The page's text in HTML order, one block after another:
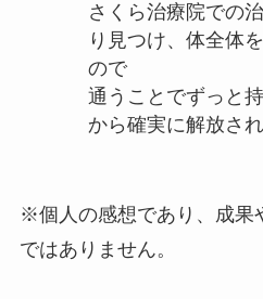
さくら治療院での
り見つけ、体全体
ので
通うことでずっと
から確実に解放され
※個人の感想であり、成果
ではありません。